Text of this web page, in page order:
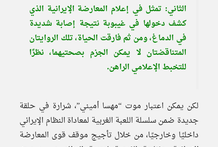
الثاني: تمثل في إعلام المعارضة الإيرانية الذي
كشف دخولها في غيبوبة نتيجة إصابة شديدة
في الدماغ، ومن ثم فارقت الحياة، تلك الروايتان
المتناقضتان لا يمكن الجزم بصحتيهما، نظرًا
للتخبط الإعلامي الراهن.
لكن يمكن اعتبار موت “مهسا أميني”، شرارة في حلقة
جديدة ضمن سلسلة اللعبة الغربية لمعاداة النظام الإيراني
داخليًا وخارجيًا، من خلال تأجيج موقف قوى المعارضة